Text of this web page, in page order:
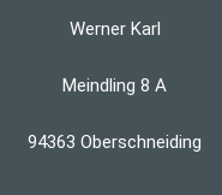
Werner Karl
Meindling 8 A
94363 Oberschneiding